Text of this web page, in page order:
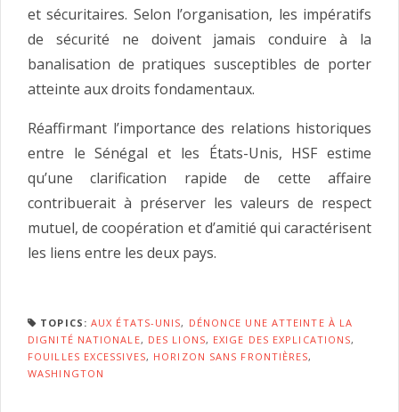
et sécuritaires. Selon l’organisation, les impératifs
de sécurité ne doivent jamais conduire à la
banalisation de pratiques susceptibles de porter
atteinte aux droits fondamentaux.
Réaffirmant l’importance des relations historiques
entre le Sénégal et les États-Unis, HSF estime
qu’une clarification rapide de cette affaire
contribuerait à préserver les valeurs de respect
mutuel, de coopération et d’amitié qui caractérisent
les liens entre les deux pays.
TOPICS: AUX ÉTATS-UNIS, DÉNONCE UNE ATTEINTE À LA
DIGNITÉ NATIONALE, DES LIONS, EXIGE DES EXPLICATIONS,
FOUILLES EXCESSIVES, HORIZON SANS FRONTIÈRES,
WASHINGTON